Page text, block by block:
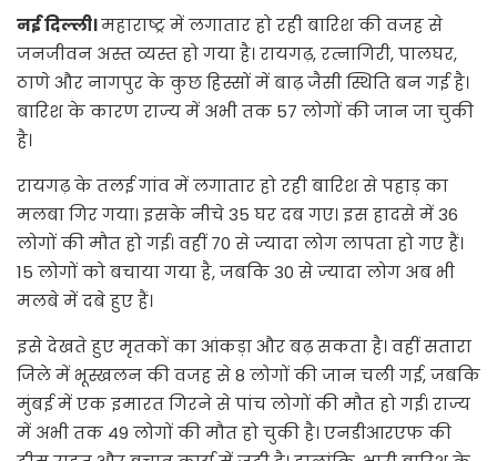
नई दिल्ली।महाराष्ट्र में लगातार हो रही बारिश की वजह से
जनजीवन अस्त व्यस्त हो गया है। रायगढ़, रत्नागिरी, पालघर,
ठाणे और नागपुर के कुछ हिस्सों में बाढ़ जैसी स्थिति बन गई है।
बारिश के कारण राज्य में अभी तक 57 लोगों की जान जा चुकी
है।
रायगढ़ के तलई गांव में लगातार हो रही बारिश से पहाड़ का
मलबा गिर गया। इसके नीचे 35 घर दब गए। इस हादसे में 36
लोगों की मौत हो गई। वहीं 70 से ज्यादा लोग लापता हो गए हैं।
15 लोगों को बचाया गया है, जबकि 30 से ज्यादा लोग अब भी
मलबे में दबे हुए हैं।
इसे देखते हुए मृतकों का आंकड़ा और बढ़ सकता है। वहीं सतारा
जिले में भूस्खलन की वजह से 8 लोगों की जान चली गई, जबकि
मुंबई में एक इमारत गिरने से पांच लोगों की मौत हो गई। राज्य
में अभी तक 49 लोगों की मौत हो चुकी है। एनडीआरएफ की